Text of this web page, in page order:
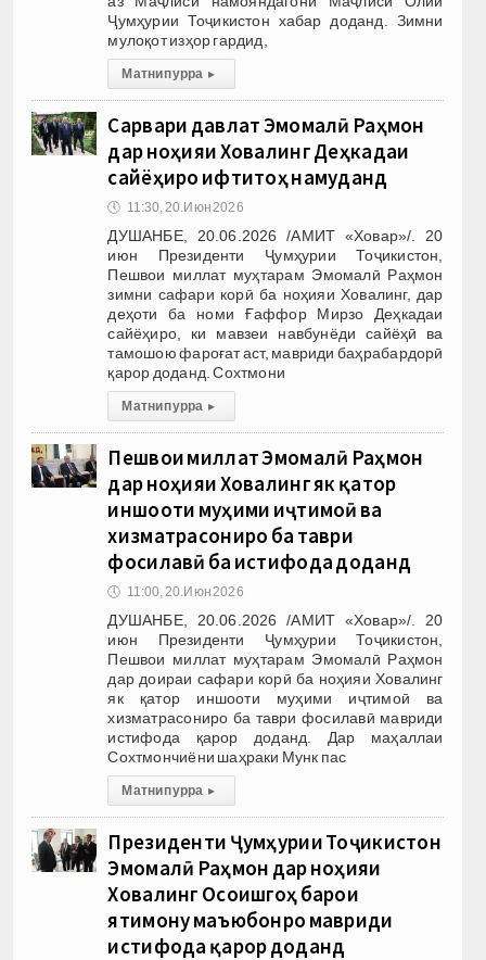
Ҷумҳурии Тоҷикистон хабар доданд. Зимни
мулоқот изҳор гардид,
Матни пурра ▸
Сарвари давлат Эмомалӣ Раҳмон
дар ноҳияи Ховалинг Деҳкадаи
сайёҳиро ифтитоҳ намуданд
🕔 11:30, 20.Июн 2026
ДУШАНБЕ, 20.06.2026 /АМИТ «Ховар»/. 20
июн Президенти Ҷумҳурии Тоҷикистон,
Пешвои миллат муҳтарам Эмомалӣ Раҳмон
зимни сафари корӣ ба ноҳияи Ховалинг, дар
деҳоти ба номи Ғаффор Мирзо Деҳкадаи
сайёҳиро, ки мавзеи навбунёди сайёҳӣ ва
тамошою фароғат аст, мавриди баҳрабардорӣ
қарор доданд. Сохтмони
Матни пурра ▸
Пешвои миллат Эмомалӣ Раҳмон
дар ноҳияи Ховалинг як қатор
иншооти муҳими иҷтимоӣ ва
хизматрасониро ба таври
фосилавӣ ба истифода доданд
🕔 11:00, 20.Июн 2026
ДУШАНБЕ, 20.06.2026 /АМИТ «Ховар»/. 20
июн Президенти Ҷумҳурии Тоҷикистон,
Пешвои миллат муҳтарам Эмомалӣ Раҳмон
дар доираи сафари корӣ ба ноҳияи Ховалинг
як қатор иншооти муҳими иҷтимоӣ ва
хизматрасониро ба таври фосилавӣ мавриди
истифода қарор доданд. Дар маҳаллаи
Сохтмончиёни шаҳраки Мунк пас
Матни пурра ▸
Президенти Ҷумҳурии Тоҷикистон
Эмомалӣ Раҳмон дар ноҳияи
Ховалинг Осоишгоҳ барои
ятимону маъюбонро мавриди
истифода қарор доданд